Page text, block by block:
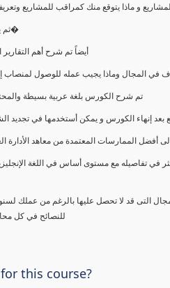
و ماذا يتوقع منك كمراقب للمشاريع
ثم يتطرّق الكورس للجزء الأساسي و هوا شرح لمها�
أيضاً تم شرح أهم
في المجال وماذا يجيب عمله للوصول
تم شرح الكورس بلغة عربية بسيطة
إنهاء الكورس و يمكن أستخدمها في تجديد
المعتمدة من معاهد الأدارة
في تفاصيله مع مستوى أساس في اللغة
التى قد لا تحصل عليها بالرغم من عملك
للنصائح في كل
this course?